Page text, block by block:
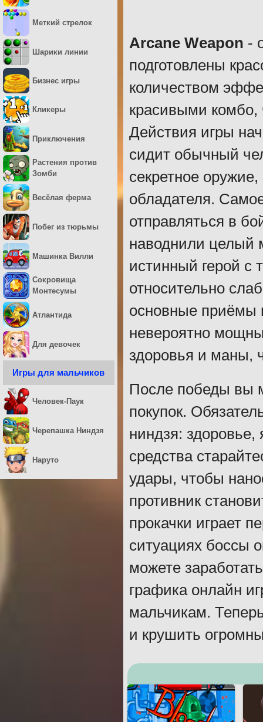
Arcane Weapon -
подготовлены
количеством
красивыми комбо,
Действия игры
сидит обычный
секретное
обладателя.
отправляться в
наводнили целый
истинный герой с
относительно
основные приёмы
невероятно
здоровья и маны,
После победы вы
покупок.
ниндзя:
средства
удары, чтобы
противник
прокачки играет
ситуациях боссы
можете
графика онлайн
мальчикам.
и крушить
Меткий стрелок
Шарики линии
Бизнес игры
Кликеры
Приключения
Растения против
Зомби
Весёлая ферма
Побег из тюрьмы
Машинка Вилли
Сокровища
Монтесумы
Атлантида
Для девочек
Игры для мальчиков
Человек-Паук
Черепашка Ниндзя
Наруто